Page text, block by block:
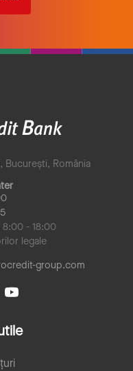
București, România
8:00 - 18:00
legale
group.com